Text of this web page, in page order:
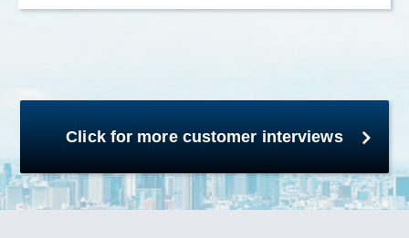
Click for more customer interviews